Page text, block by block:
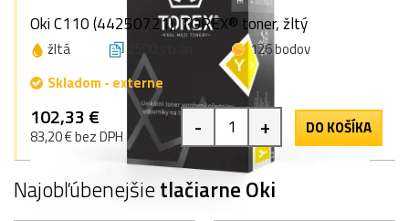
Oki C110 (44250721), TOREX® toner, žltý
žltá 2500 strán
126 bodov
Skladom - externe
102,33 €
83,20 € bez DPH - + DO KOŠÍKA
Najobľúbenejšietlačiarne Oki